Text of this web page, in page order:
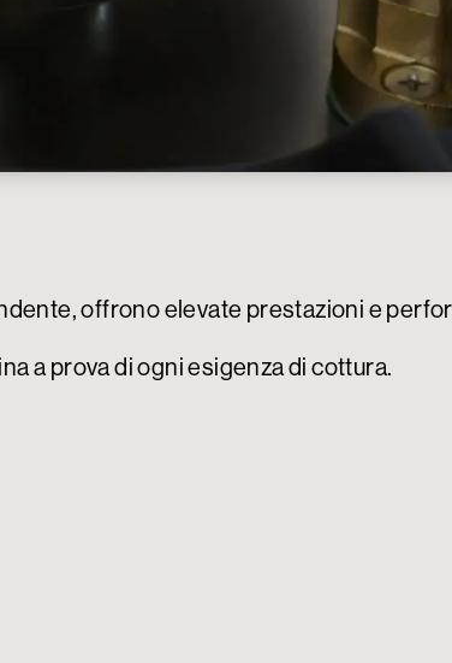
offrono elevate prestazioni e
a prova di ogni esigenza di cottura.